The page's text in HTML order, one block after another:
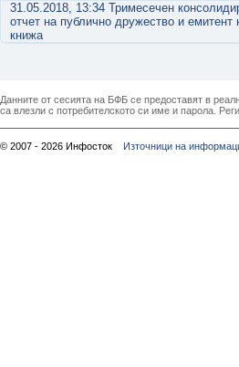
31.05.2018, 13:34 Тримесечен
отчет на публично дружество и емитент
книжа
Данните от сесията на БФБ се предоставят в
са влезли с потребителското си име и парола.
© 2007 - 2026 Инфосток Източници на